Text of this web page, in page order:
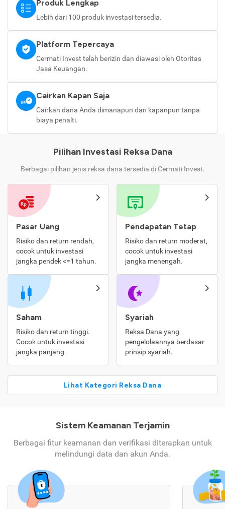
Produk Lengkap
Lebih dari 100 produk investasi tersedia.
Platform Tepercaya
Cermati Invest telah berizin dan diawasi oleh Otoritas
Jasa Keuangan.
Cairkan Kapan Saja
Cairkan dana Anda dimanapun dan kapanpun tanpa
biaya penalti.
Pilihan Investasi Reksa Dana
Berbagai pilihan jenis reksa dana tersedia di Cermati Invest.
Pasar Uang
Risiko dan return rendah,
cocok untuk investasi
jangka pendek <=1 tahun.
Pendapatan Tetap
Risiko dan return moderat,
cocok untuk investasi
jangka menengah.
Saham
Risiko dan return tinggi.
Cocok untuk investasi
jangka panjang.
Syariah
Reksa Dana yang
pengelolaannya berdasar
prinsip syariah.
Lihat Kategori Reksa Dana
Sistem Keamanan Terjamin
Berbagai fitur keamanan dan verifikasi diterapkan untuk
melindungi data dan akun Anda.